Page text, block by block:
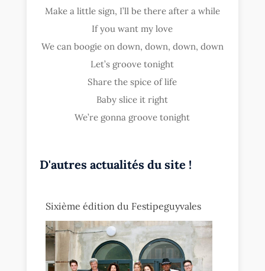
Make a little sign, I’ll be there after a while
If you want my love
We can boogie on down, down, down, down
Let’s groove tonight
Share the spice of life
Baby slice it right
We’re gonna groove tonight
D'autres actualités du site !
Sixième édition du Festipeguyvales